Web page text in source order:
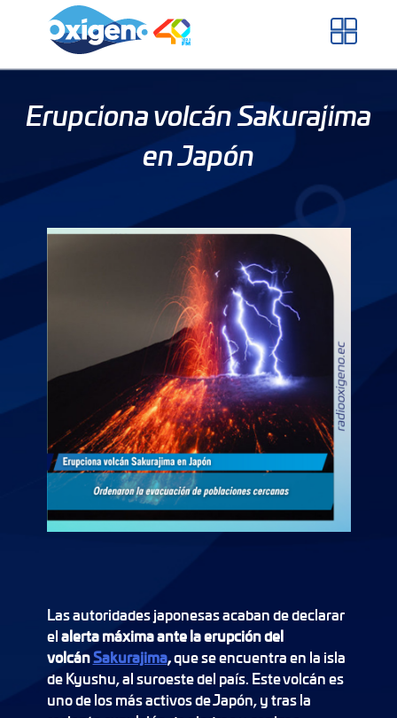
Erupciona volcán Sakurajima
en Japón
Las autoridades japonesas acaban de declarar
elalerta máxima ante la erupción del
volcánSakurajima,que se encuentra en la isla
de Kyushu, al suroeste del país. Este volcán es
uno de los más activos de Japón, y tras la